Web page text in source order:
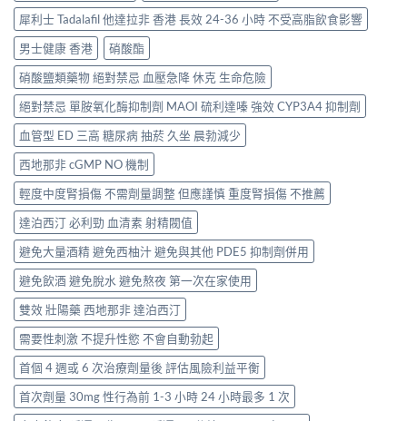
犀利士 Tadalafil 他達拉非 香港 長效 24-36 小時 不受高脂飲食影響
男士健康 香港
硝酸酯
硝酸鹽類藥物 絕對禁忌 血壓急降 休克 生命危險
絕對禁忌 單胺氧化酶抑制劑 MAOI 硫利達嗪 強效 CYP3A4 抑制劑
血管型 ED 三高 糖尿病 抽菸 久坐 晨勃減少
西地那非 cGMP NO 機制
輕度中度腎損傷 不需劑量調整 但應謹慎 重度腎損傷 不推薦
達泊西汀 必利勁 血清素 射精閥值
避免大量酒精 避免西柚汁 避免與其他 PDE5 抑制劑併用
避免飲酒 避免脫水 避免熬夜 第一次在家使用
雙效 壯陽藥 西地那非 達泊西汀
需要性刺激 不提升性慾 不會自動勃起
首個 4 週或 6 次治療劑量後 評估風險利益平衡
首次劑量 30mg 性行為前 1-3 小時 24 小時最多 1 次